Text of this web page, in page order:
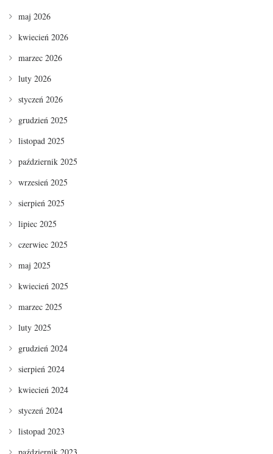
maj 2026
kwiecień 2026
marzec 2026
luty 2026
styczeń 2026
grudzień 2025
listopad 2025
październik 2025
wrzesień 2025
sierpień 2025
lipiec 2025
czerwiec 2025
maj 2025
kwiecień 2025
marzec 2025
luty 2025
grudzień 2024
sierpień 2024
kwiecień 2024
styczeń 2024
listopad 2023